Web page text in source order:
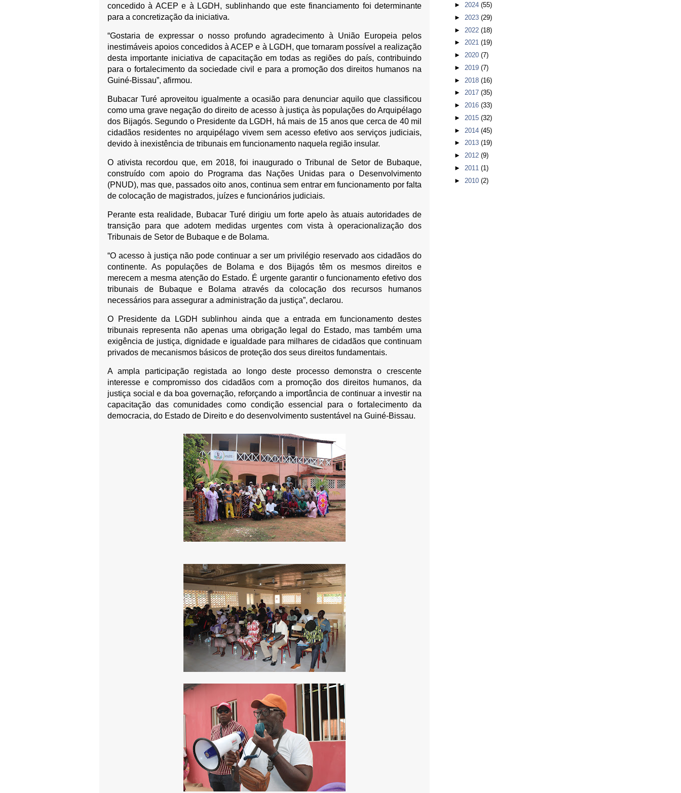
concedido à ACEP e à LGDH, sublinhando que este financiamento foi determinante
para a concretização da iniciativa.
“Gostaria de expressar o nosso profundo agradecimento à União Europeia pelos
inestimáveis apoios concedidos à ACEP e à LGDH, que tornaram possível a realização
desta importante iniciativa de capacitação em todas as regiões do país, contribuindo
para o fortalecimento da sociedade civil e para a promoção dos direitos humanos na
Guiné-Bissau”, afirmou.
Bubacar Turé aproveitou igualmente a ocasião para denunciar aquilo que classificou
como uma grave negação do direito de acesso à justiça às populações do Arquipélago
dos Bijagós. Segundo o Presidente da LGDH, há mais de 15 anos que cerca de 40 mil
cidadãos residentes no arquipélago vivem sem acesso efetivo aos serviços judiciais,
devido à inexistência de tribunais em funcionamento naquela região insular.
O ativista recordou que, em 2018, foi inaugurado o Tribunal de Setor de Bubaque,
construído com apoio do Programa das Nações Unidas para o Desenvolvimento
(PNUD), mas que, passados oito anos, continua sem entrar em funcionamento por falta
de colocação de magistrados, juízes e funcionários judiciais.
Perante esta realidade, Bubacar Turé dirigiu um forte apelo às atuais autoridades de
transição para que adotem medidas urgentes com vista à operacionalização dos
Tribunais de Setor de Bubaque e de Bolama.
“O acesso à justiça não pode continuar a ser um privilégio reservado aos cidadãos do
continente. As populações de Bolama e dos Bijagós têm os mesmos direitos e
merecem a mesma atenção do Estado. É urgente garantir o funcionamento efetivo dos
tribunais de Bubaque e Bolama através da colocação dos recursos humanos
necessários para assegurar a administração da justiça”, declarou.
O Presidente da LGDH sublinhou ainda que a entrada em funcionamento destes
tribunais representa não apenas uma obrigação legal do Estado, mas também uma
exigência de justiça, dignidade e igualdade para milhares de cidadãos que continuam
privados de mecanismos básicos de proteção dos seus direitos fundamentais.
A ampla participação registada ao longo deste processo demonstra o crescente
interesse e compromisso dos cidadãos com a promoção dos direitos humanos, da
justiça social e da boa governação, reforçando a importância de continuar a investir na
capacitação das comunidades como condição essencial para o fortalecimento da
democracia, do Estado de Direito e do desenvolvimento sustentável na Guiné-Bissau.
► 2024 (55)
► 2023 (29)
► 2022 (18)
► 2021 (19)
► 2020 (7)
► 2019 (7)
► 2018 (16)
► 2017 (35)
► 2016 (33)
► 2015 (32)
► 2014 (45)
► 2013 (19)
► 2012 (9)
► 2011 (1)
► 2010 (2)